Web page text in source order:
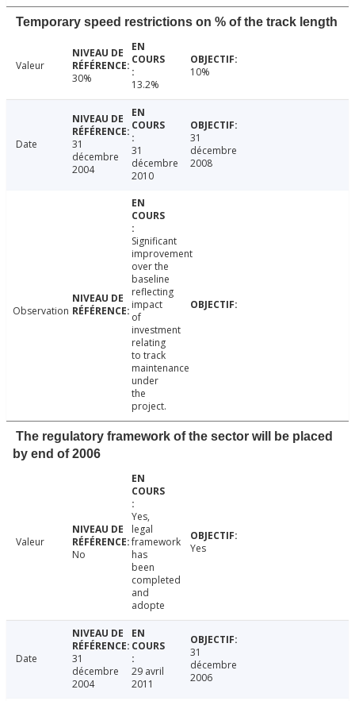
Temporary speed restrictions on % of the track length
Valeur
30%
13.2%
10%
Date
31
décembre
2004
31
décembre
2010
31
décembre
2008
Observation
Significant
improvement
over the
baseline
reflecting
impact
of
investment
relating
to track
maintenance
under
the
project.
The regulatory framework of the sector will be placed
by end of 2006
Valeur
No
Yes,
legal
framework
has
been
completed
and
adopte
Yes
Date
31
décembre
2004
29 avril
2011
31
décembre
2006